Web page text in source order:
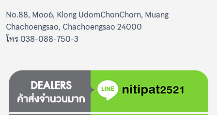
No.88, Moo6, Klong UdomChonChorn, Muang
Chachoengsao, Chachoengsao 24000
โทร 038-088-750-3